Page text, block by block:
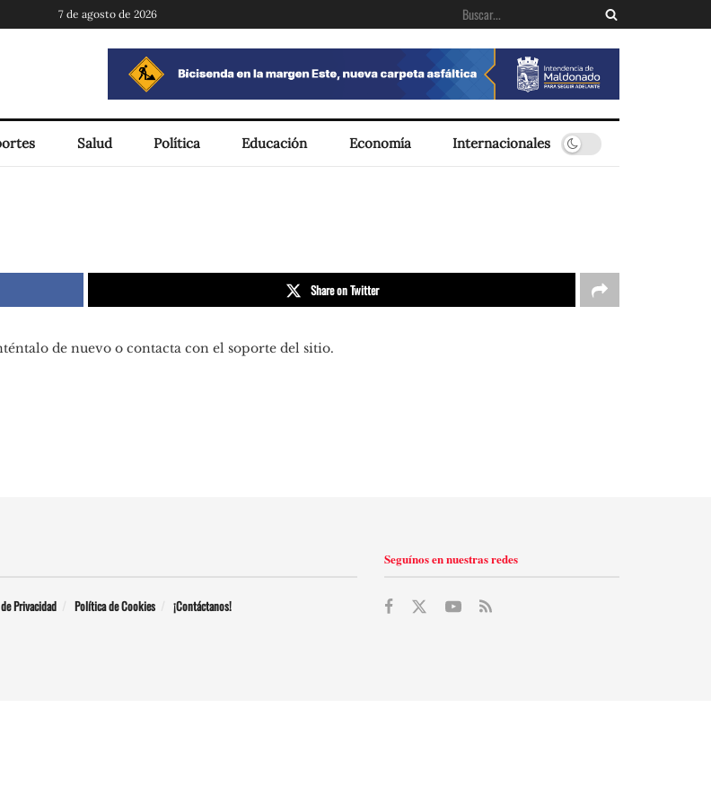
7 de agosto de 2026
Salud Política Educación Economía Internacionales
Share on Twitter
de nuevo o contacta con el soporte del sitio.
Privacidad Política de Cookies ¡Contáctanos!
Seguínos en nuestras redes